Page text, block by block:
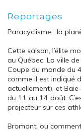
Reportages
Paracyclisme : la
Cette saison, l’élite
au Québec. La ville
Coupe du monde du
comme il est indiqué
actuellement), et
du 11 au 14 août.
projecteur sur ces
Bromont, ou